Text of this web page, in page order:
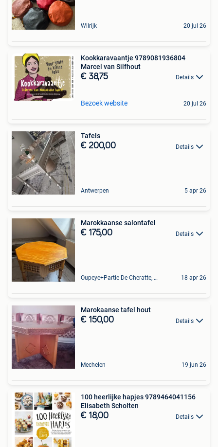
Wilrijk 20 jul 26
Kookkaravaantje 9789081936804
Marcel van Silfhout
€ 38,75 Details
Bezoek website 20 jul 26
Tafels
€ 200,00 Details
Antwerpen 5 apr 26
Marokkaanse salontafel
€ 175,00 Details
Oupeye+Partie De Cheratte, Herstal Et Wandre 18 apr 26
Marokaanse tafel hout
€ 150,00 Details
Mechelen 19 jun 26
100 heerlijke hapjes 9789464041156
Elisabeth Scholten
€ 18,00 Details